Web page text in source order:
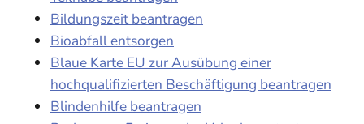
Bildungszeit beantragen
Bioabfall entsorgen
Blaue Karte EU zur Ausübung einer
hochqualifizierten Beschäftigung beantragen
Blindenhilfe beantragen